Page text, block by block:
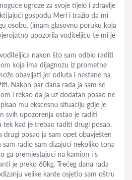
ugroze za svoje tijelo i zdravlje
gospođu Meri i tražio da mi
osobu. (imam glasovnu poruku koja
upozorila voditeljicu te mi je
nakon što sam odbio raditi
koja ima dijagnozu iz prometne
obavljati jer odluta i nestane na
Nakon par dana rada ja sam se
i rekao da ja uz dodatan posao ne
mu ekscesnu situaciju gdje je
svih upozorenja ostao je raditi
tek kad je trebao raditi drugi posao.
drugi posao ja sam opet obavješten
radio sam dizajuci nekoliko tona
ga premjestajuci na kamion i s
je preko 60kg. Trećeg dana rada
velike kante osjetio sam oštru